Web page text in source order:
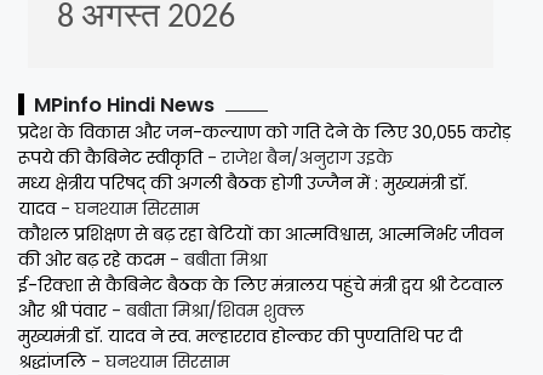
MPinfo Hindi News
प्रदेश के विकास और जन-कल्याण को गति देने के लिए 30,055 करोड़
रूपये की कैबिनेट स्वीकृति- राजेश बैन/अनुराग उइके
मध्य क्षेत्रीय परिषद् की अगली बैठक होगी उज्जैन में : मुख्यमंत्री डॉ.
यादव- घनश्याम सिरसाम
कौशल प्रशिक्षण से बढ़ रहा बेटियों का आत्मविश्वास, आत्मनिर्भर जीवन
की ओर बढ़ रहे कदम- बबीता मिश्रा
ई-रिक्शा से कैबिनेट बैठक के लिए मंत्रालय पहुंचे मंत्री द्वय श्री टेटवाल
और श्री पंवार- बबीता मिश्रा/शिवम शुक्ल
मुख्यमंत्री डॉ. यादव ने स्व. मल्हारराव होल्कर की पुण्यतिथि पर दी
श्रद्धांजलि- घनश्याम सिरसाम